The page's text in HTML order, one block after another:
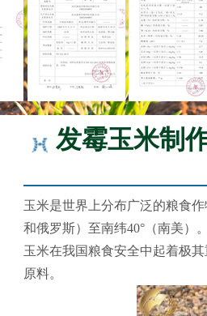
发霉玉米制
玉米是世界上分布广泛的粮食
和俄罗斯）至南纬40°（南美）
玉米在我国粮食安全中起着极
原料。